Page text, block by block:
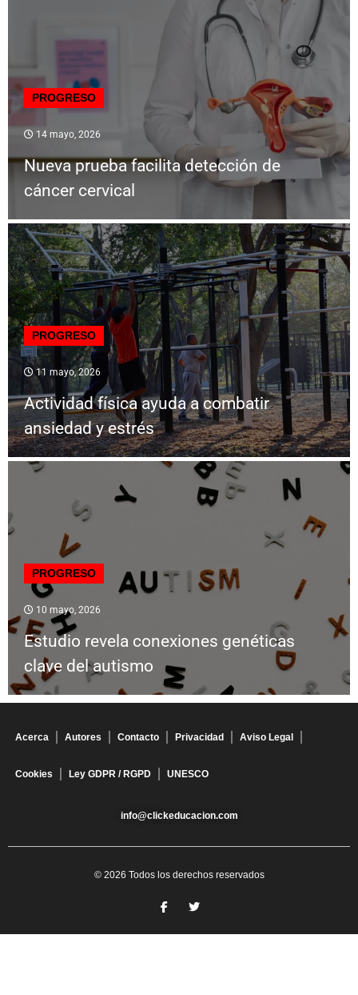
PROGRESO
14 mayo, 2026
Nueva prueba facilita detección de
cáncer cervical
PROGRESO
11 mayo, 2026
Actividad física ayuda a combatir
ansiedad y estrés
PROGRESO
10 mayo, 2026
Estudio revela conexiones genéticas
clave del autismo
Acerca Autores Contacto Privacidad Aviso Legal
Cookies Ley GDPR / RGPD UNESCO
info@clickeducacion.com
© 2026 Todos los derechos reservados